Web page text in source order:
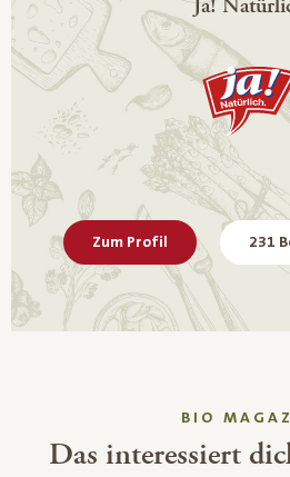
Ja!
Zum Profil 231
BIO
Das interessiert